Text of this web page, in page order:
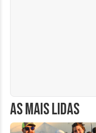
AS MAIS LIDAS